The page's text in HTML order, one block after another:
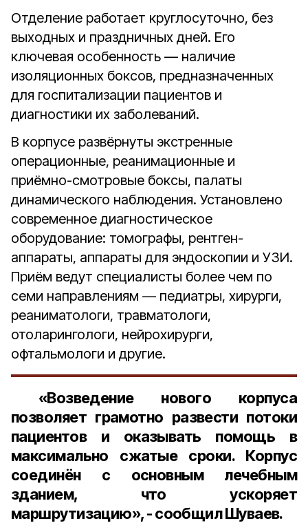
Отделение работает круглосуточно, без
выходных и праздничных дней. Его
ключевая особенность — наличие
изоляционных боксов, предназначенных
для госпитализации пациентов и
диагностики их заболеваний.
В корпусе развёрнуты экстренные
операционные, реанимационные и
приёмно-смотровые боксы, палаты
динамического наблюдения. Установлено
современное диагностическое
оборудование: томографы, рентген-
аппараты, аппараты для эндоскопии и УЗИ.
Приём ведут специалисты более чем по
семи направлениям — педиатры, хирурги,
реаниматологи, травматологи,
отоларингологи, нейрохирурги,
офтальмологи и другие.
«Возведение нового корпуса
позволяет грамотно развести потоки
пациентов и оказывать помощь в
максимально сжатые сроки. Корпус
соединён с основным лечебным
зданием, что ускоряет
маршрутизацию», - сообщил Шуваев.